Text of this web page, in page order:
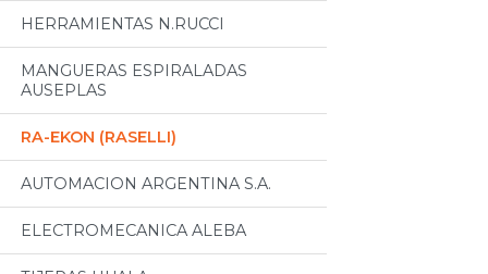
HERRAMIENTAS N.RUCCI
MANGUERAS ESPIRALADAS
AUSEPLAS
RA-EKON (RASELLI)
AUTOMACION ARGENTINA S.A.
ELECTROMECANICA ALEBA